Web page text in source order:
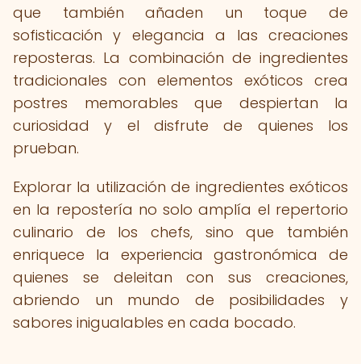
que también añaden un toque de
sofisticación y elegancia a las creaciones
reposteras. La combinación de ingredientes
tradicionales con elementos exóticos crea
postres memorables que despiertan la
curiosidad y el disfrute de quienes los
prueban.
Explorar la utilización de ingredientes exóticos
en la repostería no solo amplía el repertorio
culinario de los chefs, sino que también
enriquece la experiencia gastronómica de
quienes se deleitan con sus creaciones,
abriendo un mundo de posibilidades y
sabores inigualables en cada bocado.